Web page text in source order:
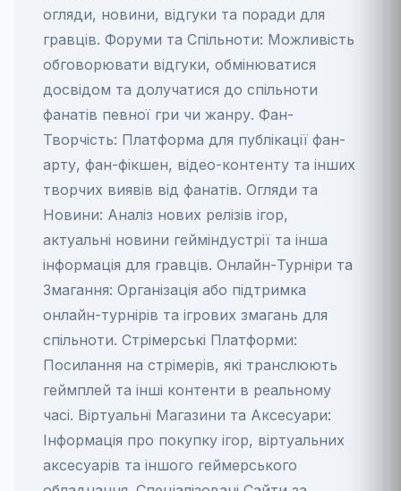
огляди, новини, відгуки та поради для
гравців. Форуми та Спільноти: Можливість
обговорювати відгуки, обмінюватися
досвідом та долучатися до спільноти
фанатів певної гри чи жанру. Фан-
Творчість: Платформа для публікації фан-
арту, фан-фікшен, відео-контенту та інших
творчих виявів від фанатів. Огляди та
Новини: Аналіз нових релізів ігор,
актуальні новини гейміндустрії та інша
інформація для гравців. Онлайн-Турніри та
Змагання: Організація або підтримка
онлайн-турнірів та ігрових змагань для
спільноти. Стрімерські Платформи:
Посилання на стрімерів, які транслюють
геймплей та інші контенти в реальному
часі. Віртуальні Магазини та Аксесуари:
Інформація про покупку ігор, віртуальних
аксесуарів та іншого геймерського